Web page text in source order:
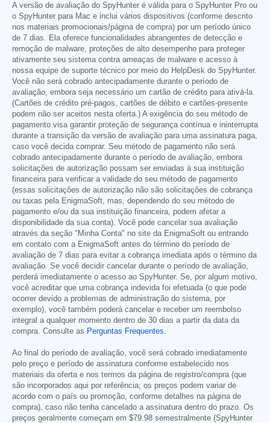
A versão de avaliação do SpyHunter é válida para o SpyHunter Pro ou
o SpyHunter para Mac e inclui vários dispositivos (conforme descrito
nos materiais promocionais/página de compra) por um período único
de 7 dias. Ela oferece funcionalidades abrangentes de detecção e
remoção de malware, proteções de alto desempenho para proteger
ativamente seu sistema contra ameaças de malware e acesso à
nossa equipe de suporte técnico por meio do HelpDesk do SpyHunter.
Você não será cobrado antecipadamente durante o período de
avaliação, embora seja necessário um cartão de crédito para ativá-la.
(Cartões de crédito pré-pagos, cartões de débito e cartões-presente
podem não ser aceitos nesta oferta.) A exigência do seu método de
pagamento visa garantir proteção de segurança contínua e ininterrupta
durante a transição da versão de avaliação para uma assinatura paga,
caso você decida comprar. Seu método de pagamento não será
cobrado antecipadamente durante o período de avaliação, embora
solicitações de autorização possam ser enviadas à sua instituição
financeira para verificar a validade do seu método de pagamento
(essas solicitações de autorização não são solicitações de cobrança
ou taxas pela EnigmaSoft, mas, dependendo do seu método de
pagamento e/ou da sua instituição financeira, podem afetar a
disponibilidade da sua conta). Você pode cancelar sua avaliação
através da seção "Minha Conta" no site da EnigmaSoft ou entrando
em contato com a EnigmaSoft antes do término do período de
avaliação de 7 dias para evitar a cobrança imediata após o término da
avaliação. Se você decidir cancelar durante o período de avaliação,
perderá imediatamente o acesso ao SpyHunter. Se, por algum motivo,
você acreditar que uma cobrança indevida foi efetuada (o que pode
ocorrer devido a problemas de administração do sistema, por
exemplo), você também poderá cancelar e receber um reembolso
integral a qualquer momento dentro de 30 dias a partir da data da
compra. Consulte as Perguntas Frequentes
Ao final do período de avaliação, você será cobrado imediatamente
pelo preço e período de assinatura conforme estabelecido nos
materiais da oferta e nos termos da página de registro/compra (que
são incorporados aqui por referência; os preços podem variar de
acordo com o país ou promoção, conforme detalhes na página de
compra), caso não tenha cancelado a assinatura dentro do prazo. Os
preços geralmente começam em $79.98 semestralmente (SpyHunter